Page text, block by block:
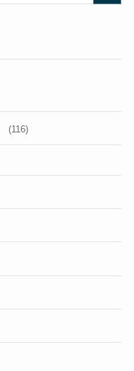
(116)